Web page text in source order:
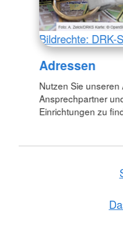
Bildrechte:
Adressen
Nutzen Sie
Ansprechpartner
Einrichtungen zu